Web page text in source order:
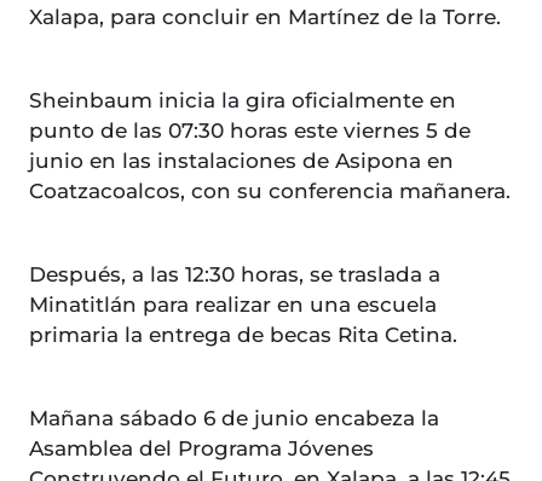
Xalapa, para concluir en Martínez de la Torre.
Sheinbaum inicia la gira oficialmente en
punto de las 07:30 horas este viernes 5 de
junio en las instalaciones de Asipona en
Coatzacoalcos, con su conferencia mañanera.
Después, a las 12:30 horas, se traslada a
Minatitlán para realizar en una escuela
primaria la entrega de becas Rita Cetina.
Mañana sábado 6 de junio encabeza la
Asamblea del Programa Jóvenes